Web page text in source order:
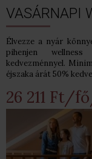
VASÁRNAPI
Élvezze a nyár
pihenjen wellness
kedvezménnyel.
éjszaka árát 50%
26 211 Ft/